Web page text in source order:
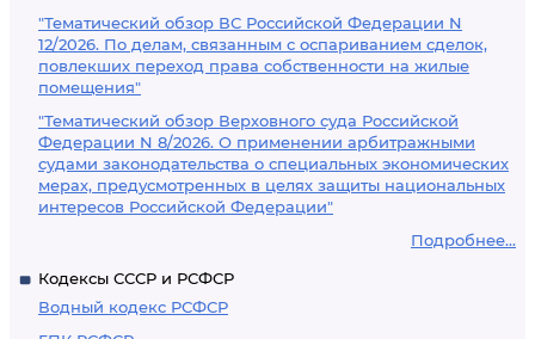
"Тематический обзор ВС Российской Федерации N
12/2026. По делам, связанным с оспариванием сделок,
повлекших переход права собственности на жилые
помещения"
"Тематический обзор Верховного суда Российской
Федерации N 8/2026. О применении арбитражными
судами законодательства о специальных экономических
мерах, предусмотренных в целях защиты национальных
интересов Российской Федерации"
Подробнее...
Кодексы СССР и РСФСР
Водный кодекс РСФСР